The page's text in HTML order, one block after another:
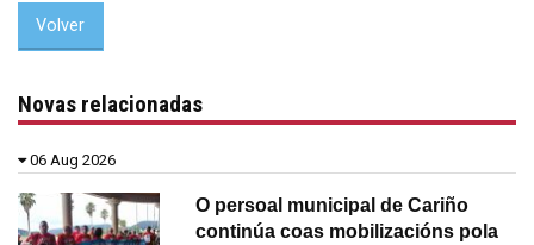
Volver
Novas relacionadas
06 Aug 2026
O persoal municipal de Cariño
continúa coas mobilizacións pola